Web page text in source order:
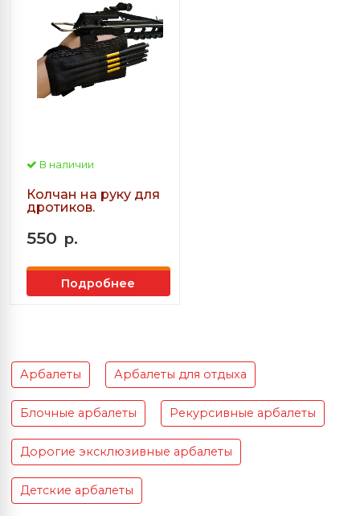
В наличии
Колчан на руку для
дротиков.
550 р.
Подробнее
Арбалеты Арбалеты для отдыха
Блочные арбалеты Рекурсивные арбалеты
Дорогие эксклюзивные арбалеты
Детские арбалеты